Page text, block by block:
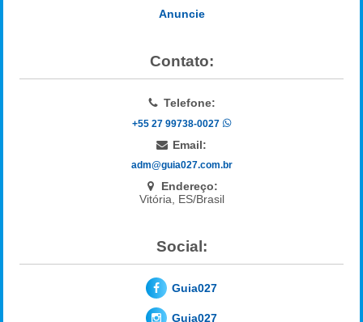
Anuncie
Contato:
Telefone:
+55 27 99738-0027
Email:
adm@guia027.com.br
Endereço:
Vitória, ES/Brasil
Social:
Guia027
Guia027